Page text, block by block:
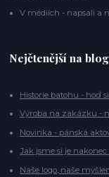
V médiích - napsali a
Nejčtenější na
Historie batohu - hoď
Výroba na zakázku -
Novinka - pánská
Jak jsme si je
Naše logo, naše